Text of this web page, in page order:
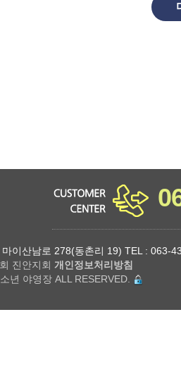
이산남로 278(동촌리 19) TEL : 063-
진안지회 개인정보처리방침
년 야영장 ALL RESERVED.